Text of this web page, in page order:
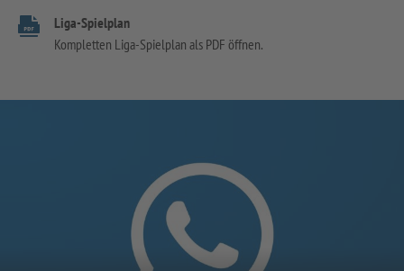
Liga-Spielplan
Kompletten Liga-Spielplan als PDF öffnen.